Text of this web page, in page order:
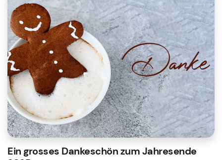
Ein grosses Dankeschön zum Jahresende